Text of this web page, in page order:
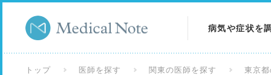
病気や症状を
トップ 医師を探す 関東の医師を探す 東京